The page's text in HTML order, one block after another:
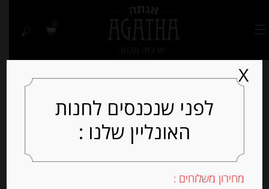
לפני שנכנסים לחנות
האונליין שלנו :
מחירון משלוחים :
X